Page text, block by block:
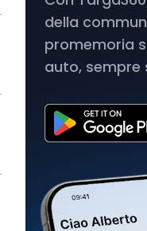
della
promemoria
auto,